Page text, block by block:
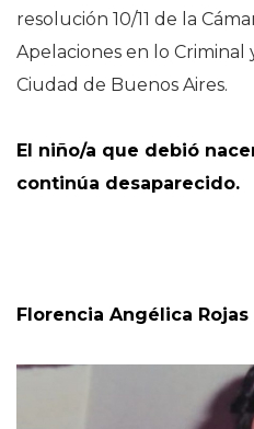
resolución 10/11 de la
Apelaciones en lo Criminal
Ciudad de Buenos Aires.
El niño/a que debió
continúa desaparecido.
Florencia Angélica Rojas